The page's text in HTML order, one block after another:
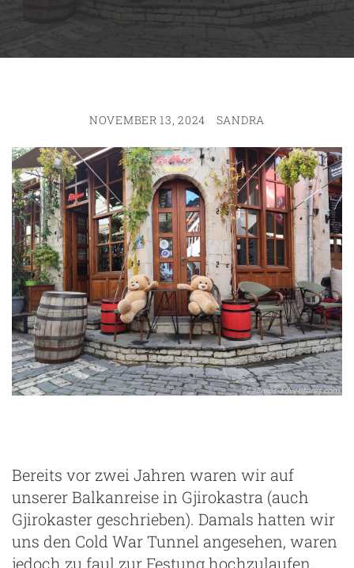
NOVEMBER 13, 2024 SANDRA
Bereits vor zwei Jahren waren wir auf
unserer Balkanreise in Gjirokastra (auch
Gjirokaster geschrieben). Damals hatten wir
uns den Cold War Tunnel angesehen, waren
jedoch zu faul zur Festung hochzulaufen.